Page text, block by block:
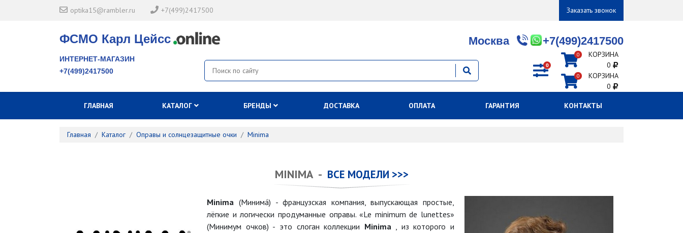
optika15@rambler.ru +7(499)2417500 Заказать звонок
ФСМО Карл Цейсс +7(499)2417500
Москва
ИНТЕРНЕТ-МАГАЗИН
+7(499)2417500
0
0
КОРЗИНА
0
0
КОРЗИНА
0
ГЛАВНАЯ КАТАЛОГ БРЕНДЫ ДОСТАВКА ОПЛАТА ГАРАНТИЯ КОНТАКТЫ
Главная Каталог Оправы и солнцезащитные очки Minima
MINIMA - ВСЕ МОДЕЛИ >>>
Minima (Минима́) - французская компания, выпускающая простые,
лёгкие и логически продуманные оправы. «Le minimum de lunettes»
(Минимум очков) - это слоган коллекции Minima , из которого и